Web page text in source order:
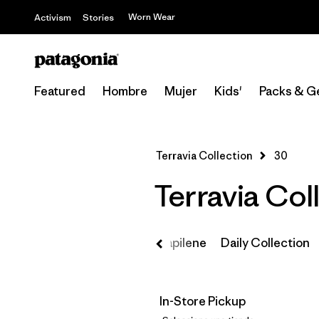
Activism Stories Worn Wear
Featured Hombre Mujer Kids' Packs &
Terravia Collection 30
Terravia
Primeras Capas Capilene Daily Collection
In-Store Pickup